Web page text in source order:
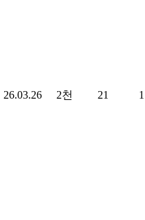
26.03.26 2천 21 1